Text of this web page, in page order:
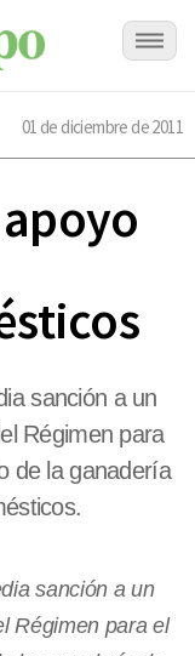
01 de diciembre de 2011
sanción a un
Régimen para
de la ganadería
sanción a un
Régimen para el